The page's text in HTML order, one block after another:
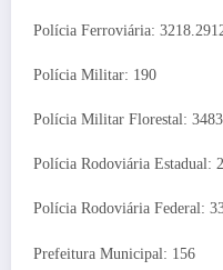
Polícia Ferroviária:
Polícia Militar: 190
Polícia Militar Florestal:
Polícia Rodoviária Estadual:
Polícia Rodoviária Federal:
Prefeitura Municipal: 156